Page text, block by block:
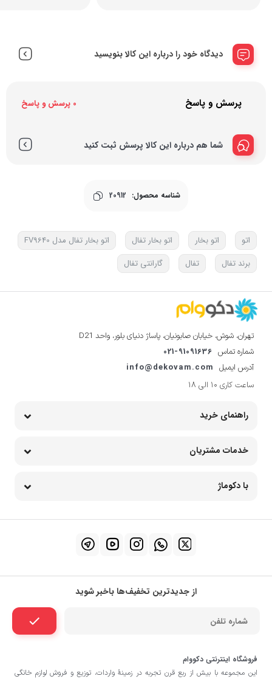
دیدگاه خود را درباره این کالا بنویسید
پرسش و پاسخ 0 پرسش و پاسخ
شما هم درباره این کالا پرسش ثبت کنید
شناسه محصول: 20912
اتو اتو بخار اتو بخار تفال
اتو بخار تفال مدل FV9640
برند تفال
تفال گارانتی تفال
تهران، شوش، خیابان صابونیان، پاساژ دنیای بلور، واحد D21
شماره تماس 021-91091636
آدرس ایمیل info@dekovam.com
ساعت کاری 10 الی 18
راهنمای خرید
خدمات مشتریان
با دکوماژ
از جدیدترین تخفیف‌ها باخبر شوید
فروشگاه اینترنتی دکووام
این مجموعه با بيش از ربع قرن تجربه در زمينۀ واردات، توزيع و فروش لوازم خانگی